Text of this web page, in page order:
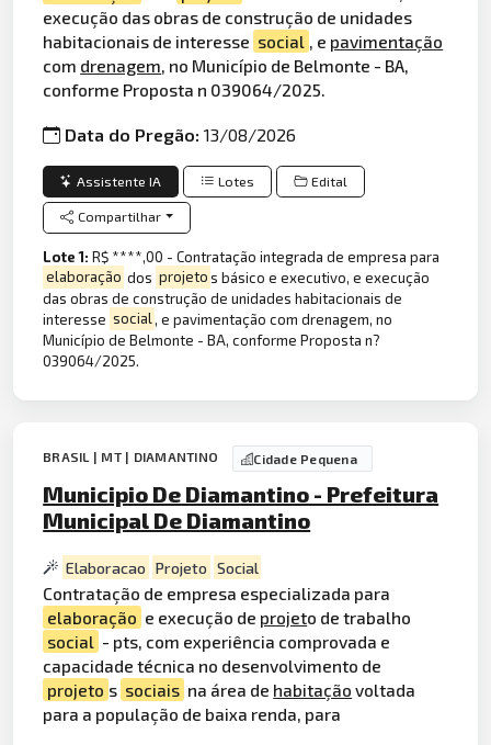
execução das obras de construção de unidades
habitacionais de interesse social , e pavimentação
com drenagem , no Município de Belmonte - BA,
conforme Proposta n 039064/2025.
Data do Pregão:13/08/2026
Assistente IA Lotes Edital
Compartilhar
Lote 1:R$ ****,00 - Contratação integrada de empresa para
elaboração dos projetos básico e executivo, e execução
das obras de construção de unidades habitacionais de
interesse social, e pavimentação com drenagem, no
Município de Belmonte - BA, conforme Proposta n?
039064/2025.
BRASIL | MT | DIAMANTINO Cidade Pequena
Municipio De Diamantino - Prefeitura
Municipal De Diamantino
Elaboracao Projeto Social
Contratação de empresa especializada para
elaboração e execução de projeto de trabalho
social - pts, com experiência comprovada e
capacidade técnica no desenvolvimento de
projeto s sociais na área de habitação voltada
para a população de baixa renda, para